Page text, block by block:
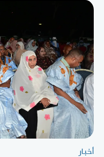
أخبار